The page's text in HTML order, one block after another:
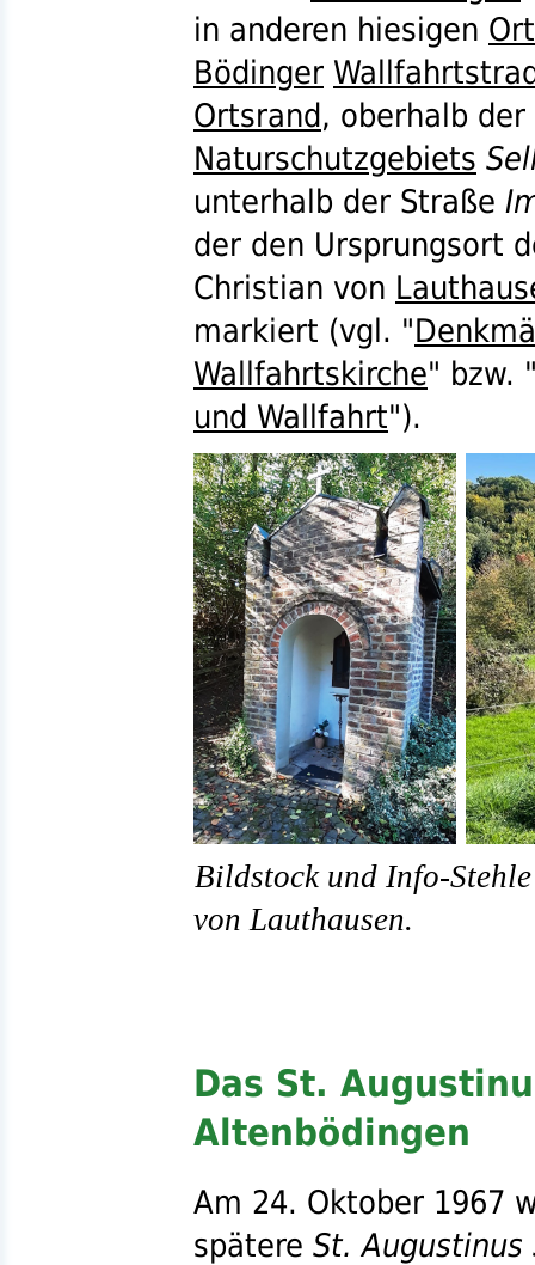
in anderen hiesigen
Bödinger
Ortsrand, oberhalb der
Naturschutzgebiets
unterhalb der Straße
der den Ursprungsort
Christian von
markiert (vgl. "
Wallfahrtskirche" bzw.
und Wallfahrt").
Bildstock und Info-
von Lauthausen.
Das St.
Altenbödingen
Am 24. Oktober 1967
spätere St. Augustinus